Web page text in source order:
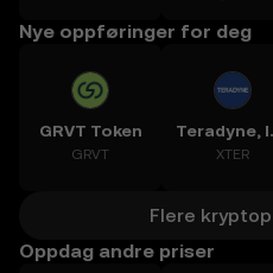
Nye oppføringer for deg
GRVT Token
GRVT XTER
Flere
Oppdag andre priser